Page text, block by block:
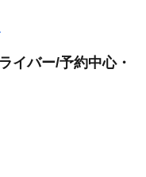
イバー/予約中心・